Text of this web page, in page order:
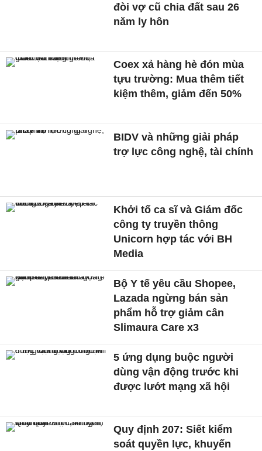
đòi vợ cũ chia đất sau 26
năm ly hôn
Coex xả hàng hè đón mùa
tựu trường: Mua thêm tiết
kiệm thêm, giảm đến 50%
BIDV và những giải pháp
trợ lực công nghệ, tài chính
Khởi tố ca sĩ và Giám đốc
công ty truyền thông
Unicorn hợp tác với BH
Media
Bộ Y tế yêu cầu Shopee,
Lazada ngừng bán sản
phẩm hỗ trợ giảm cân
Slimaura Care x3
5 ứng dụng buộc người
dùng vận động trước khi
được lướt mạng xã hội
Quy định 207: Siết kiểm
soát quyền lực, khuyến